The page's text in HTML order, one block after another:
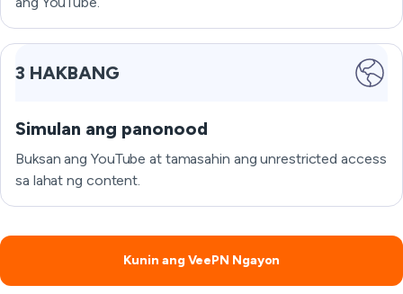
3 HAKBANG
Simulan ang panonood
Buksan ang YouTube at tamasahin ang unrestricted access
sa lahat ng content.
Kunin ang VeePN Ngayon